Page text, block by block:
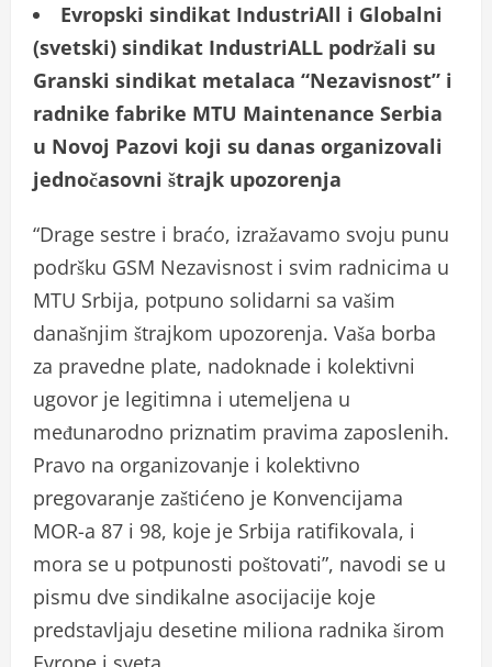
Evropski sindikat IndustriAll i Globalni
(svetski) sindikat IndustriALL podržali su
Granski sindikat metalaca “Nezavisnost” i
radnike fabrike MTU Maintenance Serbia
u Novoj Pazovi koji su danas organizovali
jednočasovni štrajk upozorenja
“Drage sestre i braćo, izražavamo svoju punu
podršku GSM Nezavisnost i svim radnicima u
MTU Srbija, potpuno solidarni sa vašim
današnjim štrajkom upozorenja. Vaša borba
za pravedne plate, nadoknade i kolektivni
ugovor je legitimna i utemeljena u
međunarodno priznatim pravima zaposlenih.
Pravo na organizovanje i kolektivno
pregovaranje zaštićeno je Konvencijama
MOR-a 87 i 98, koje je Srbija ratifikovala, i
mora se u potpunosti poštovati”, navodi se u
pismu dve sindikalne asocijacije koje
predstavljaju desetine miliona radnika širom